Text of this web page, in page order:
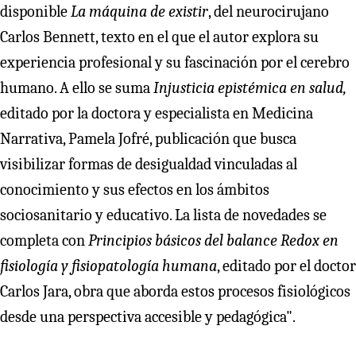
disponibleLa máquina de existir, del neurocirujano
Carlos Bennett, texto en el que el autor explora su
experiencia profesional y su fascinación por el cerebro
humano. A ello se sumaInjusticia epistémica en salud,
editado por la doctora y especialista en Medicina
Narrativa, Pamela Jofré, publicación que busca
visibilizar formas de desigualdad vinculadas al
conocimiento y sus efectos en los ámbitos
sociosanitario y educativo. La lista de novedades se
completa conPrincipios básicos del balance Redox en
fisiología y fisiopatología humana, editado por el doctor
Carlos Jara, obra que aborda estos procesos fisiológicos
desde una perspectiva accesible y pedagógica".